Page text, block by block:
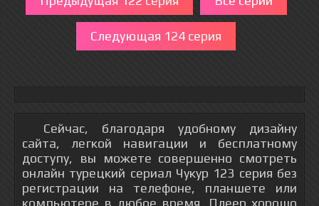
Следующая 124 серия
Сейчас, благодаря удобному дизайну
сайта, легкой навигации и бесплатному
доступу, вы можете совершенно смотреть
онлайн турецкий сериал Чукур 123 серия без
регистрации на телефоне, планшете или
компьютере в любое время. Плеер хорошо